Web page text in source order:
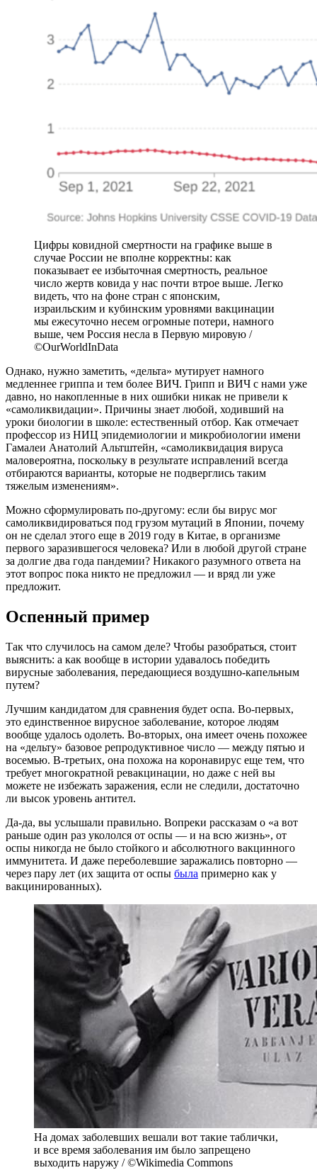
Цифры ковидной смертности на графике выше в
случае России не вполне корректны: как
показывает ее избыточная смертность, реальное
число жертв ковида у нас почти втрое выше. Легко
видеть, что на фоне стран с японским,
израильским и кубинским уровнями вакцинации
мы ежесуточно несем огромные потери, намного
выше, чем Россия несла в Первую мировую /
©OurWorldInData
Однако, нужно заметить, «дельта» мутирует намного
медленнее гриппа и тем более ВИЧ. Грипп и ВИЧ с нами уже
давно, но накопленные в них ошибки никак не привели к
«самоликвидации». Причины знает любой, ходивший на
уроки биологии в школе: естественный отбор. Как отмечает
профессор из НИЦ эпидемиологии и микробиологии имени
Гамалеи Анатолий Альтштейн, «самоликвидация вируса
маловероятна, поскольку в результате исправлений всегда
отбираются варианты, которые не подверглись таким
тяжелым изменениям».
Можно сформулировать по-другому: если бы вирус мог
самоликвидироваться под грузом мутаций в Японии, почему
он не сделал этого еще в 2019 году в Китае, в организме
первого заразившегося человека? Или в любой другой стране
за долгие два года пандемии? Никакого разумного ответа на
этот вопрос пока никто не предложил — и вряд ли уже
предложит.
Оспенный пример
Так что случилось на самом деле? Чтобы разобраться, стоит
выяснить: а как вообще в истории удавалось победить
вирусные заболевания, передающиеся воздушно-капельным
путем?
Лучшим кандидатом для сравнения будет оспа. Во-первых,
это единственное вирусное заболевание, которое людям
вообще удалось одолеть. Во-вторых, она имеет очень похожее
на «дельту» базовое репродуктивное число — между пятью и
восемью. В-третьих, она похожа на коронавирус еще тем, что
требует многократной ревакцинации, но даже с ней вы
можете не избежать заражения, если не следили, достаточно
ли высок уровень антител.
Да-да, вы услышали правильно. Вопреки рассказам о «а вот
раньше один раз укололся от оспы — и на всю жизнь», от
оспы никогда не было стойкого и абсолютного вакцинного
иммунитета. И даже переболевшие заражались повторно —
через пару лет (их защита от оспы была примерно как у
вакцинированных).
На домах заболевших вешали вот такие таблички,
и все время заболевания им было запрещено
выходить наружу / ©Wikimedia Commons